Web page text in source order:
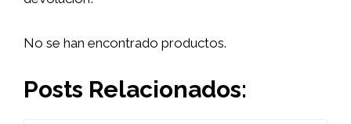
No se han encontrado productos.
Posts Relacionados: